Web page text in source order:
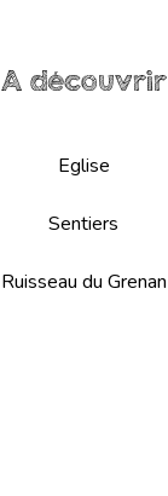
A découvrir
Eglise
Sentiers
Ruisseau du Grenan